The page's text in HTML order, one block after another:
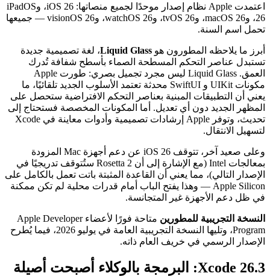
اعتمدت Apple نظام إصدار موحدًا لجميع منصاتها: iOS 26، وiPadOS
26، وmacOS 26، وtvOS 26، وwatchOS 26، وvisionOS 26 — جميعها
تحمل اسم السنة.
أبرز ما يلاحظه المطورون هوLiquid Glass، لغة تصميمية جديدة
تستبدل عناصر التحكم المسطحة الصماء بأسطح شفافة تُدرك
العمق. Liquid Glass ليس مجرد تجميل بصري: طورت Apple
مكونات UIKit و SwiftUI محدثة تعتمد الأسلوب الجديد تلقائيًا، ما
يعني أن التطبيقات المبنية بعناصر التحكم الافتراضية ستحصل على
المظهر الجديد دون أي تعديل. أما المكونات المخصصة فستحتاج إلى
تحديث، وتوفر Apple إرشادات تصميمية وأدوات معاينة في Xcode
لتسهيل الانتقال.
وعلى صعيد آخر، تتوقف iOS 26 عن دعم أجهزة Mac المزودة
بمعالجات Intel (مع الإشارة إلى أن Rosetta 2 ستُتوقف تدريجيًا في
الإصدار التالي)، مما يعني أن القاعدة المثبتة باتت تعمل بالكامل على
Apple Silicon — وهذا يفتح الباب أمام قدرات محلية لم تكن ممكنة
في ظل دعم الأجهزة غير المتجانسة.
النسخة التجريبية للمطورين
متاحة فورًا لأعضاء Apple Developer
Program، وتليها النسخة التجريبية العامة في يوليو 2026، فيما يُطرح
الإصدار الرسمي في خريف العام ذاته.
Xcode 26.3: البرمجة بالوكلاء أصبحت أصيلة